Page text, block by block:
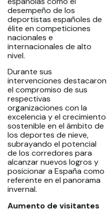
desempeño de los
deportistas españoles de
élite en competiciones
nacionales e
internacionales de alto
nivel.
Durante sus
intervenciones destacaron
el compromiso de sus
respectivas
organizaciones con la
excelencia y el crecimiento
sostenible en el ámbito de
los deportes de nieve,
subrayando el potencial
de los corredores para
alcanzar nuevos logros y
posicionar a España como
referente en el panorama
invernal.
Aumento de visitantes